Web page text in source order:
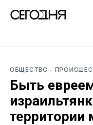
ОБЩЕСТВО -
Быть
территории